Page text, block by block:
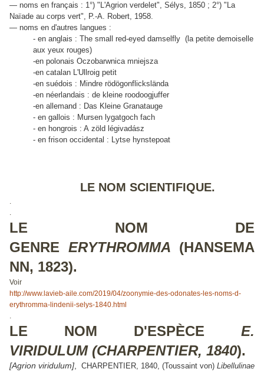
— noms en français : 1°) "L'Agrion verdelet", Sélys, 1850 ; 2°) "La
Naïade au corps vert", P.-A. Robert, 1958.
— noms en d'autres langues :
- en anglais : The small red-eyed damselfly (la petite demoiselle
aux yeux rouges)
-en polonais Oczobarwnica mniejsza
-en catalan L'Ullroig petit
-en suédois : Mindre rödögonflickslända
-en néerlandais : de kleine roodoogjuffer
-en allemand : Das Kleine Granatauge
- en gallois : Mursen lygatgoch fach
- en hongrois : A zöld légivadász
- en frison occidental : Lytse hynstepoat
LE NOM SCIENTIFIQUE.
.
.
LE NOM DE
GENRE ERYTHROMMA (HANSEMA
NN, 1823).
Voir
http://www.lavieb-aile.com/2019/04/zoonymie-des-odonates-les-noms-d-
erythromma-lindenii-selys-1840.html
.
LE NOM D'ESPÈCE E.
VIRIDULUM (CHARPENTIER, 1840).
[Agrion viridulum] CHARPENTIER, 1840, (Toussaint von) Libellulinae